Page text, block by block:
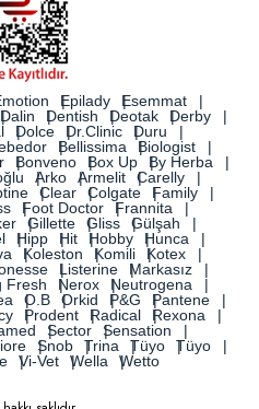
Epilady
Esemmat
Dalin Dentish Deotak
Derby
Dolce Dr.Clinic
Duru
Bellissima
Biologist
Bonveno Box Up
By Herba
Arko Armelit
Carelly
Clear Colgate
Family
Foot Doctor
Frannita
Gillette Gliss
Gülşah
Hipp Hit Hobby
Hunca
Koleston Komili
Kotex
Listerine
Markasız
Fresh Nerox
Neutrogena
O.B Orkid P&G
Pantene
Prodent Radical
Rexona
Sector
Sensation
Snob Trina Tüyo
Tüyo
Vi-Vet Wella Wetto